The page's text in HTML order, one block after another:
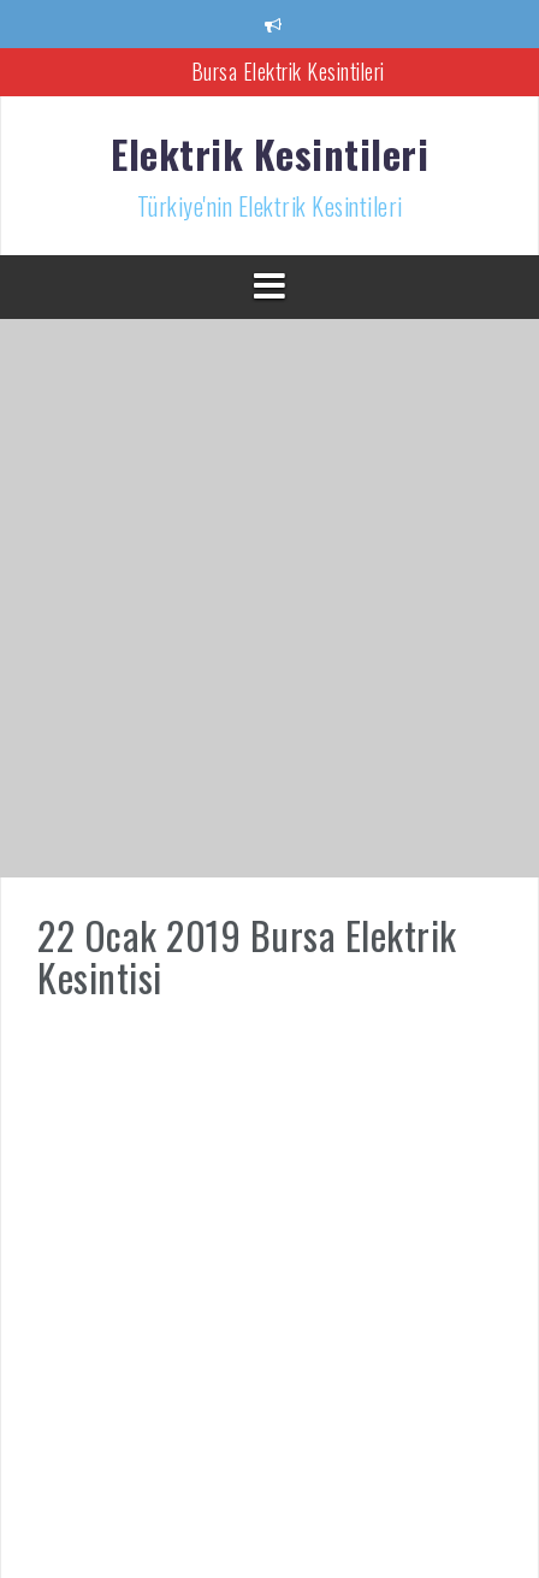
Bursa Elektrik Kesintileri
Türkiye’nin Elektrik Kesintileri Haber Kaynağı
İzmir Elektrik Kesintisi
Elektrik Kesintileri
Türkiye'nin Elektrik Kesintileri
22 Ocak 2019 Bursa Elektrik
Kesintisi